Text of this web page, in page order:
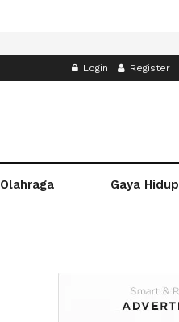
Login Register
Olahraga Gaya Hidup